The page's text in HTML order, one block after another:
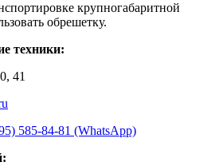
крупногабаритной
обрешетку.
техники:
41
585-84-81 (WhatsApp)